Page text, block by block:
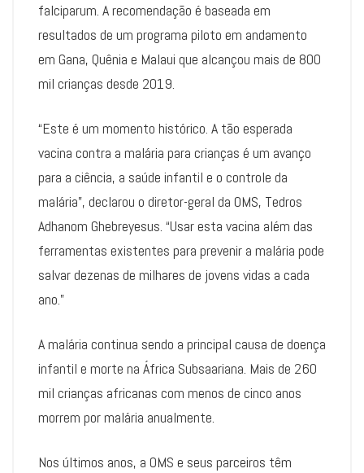
falciparum. A recomendação é baseada em
resultados de um programa piloto em andamento
em Gana, Quênia e Malaui que alcançou mais de 800
mil crianças desde 2019.
“Este é um momento histórico. A tão esperada
vacina contra a malária para crianças é um avanço
para a ciência, a saúde infantil e o controle da
malária”, declarou o diretor-geral da OMS, Tedros
Adhanom Ghebreyesus. “Usar esta vacina além das
ferramentas existentes para prevenir a malária pode
salvar dezenas de milhares de jovens vidas a cada
ano.”
A malária continua sendo a principal causa de doença
infantil e morte na África Subsaariana. Mais de 260
mil crianças africanas com menos de cinco anos
morrem por malária anualmente.
Nos últimos anos, a OMS e seus parceiros têm